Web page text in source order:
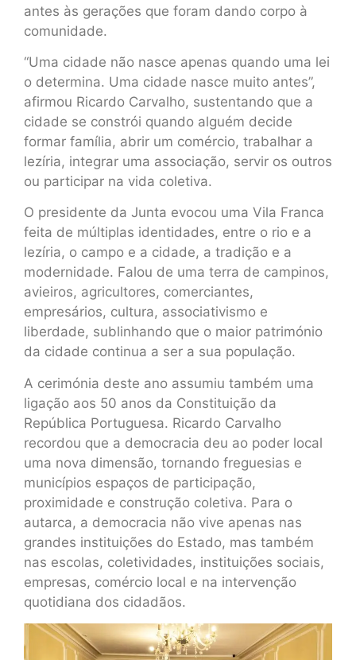
antes às gerações que foram dando corpo à
comunidade.
“Uma cidade não nasce apenas quando uma lei
o determina. Uma cidade nasce muito antes”,
afirmou Ricardo Carvalho, sustentando que a
cidade se constrói quando alguém decide
formar família, abrir um comércio, trabalhar a
lezíria, integrar uma associação, servir os outros
ou participar na vida coletiva.
O presidente da Junta evocou uma Vila Franca
feita de múltiplas identidades, entre o rio e a
lezíria, o campo e a cidade, a tradição e a
modernidade. Falou de uma terra de campinos,
avieiros, agricultores, comerciantes,
empresários, cultura, associativismo e
liberdade, sublinhando que o maior património
da cidade continua a ser a sua população.
A cerimónia deste ano assumiu também uma
ligação aos 50 anos da Constituição da
República Portuguesa. Ricardo Carvalho
recordou que a democracia deu ao poder local
uma nova dimensão, tornando freguesias e
municípios espaços de participação,
proximidade e construção coletiva. Para o
autarca, a democracia não vive apenas nas
grandes instituições do Estado, mas também
nas escolas, coletividades, instituições sociais,
empresas, comércio local e na intervenção
quotidiana dos cidadãos.